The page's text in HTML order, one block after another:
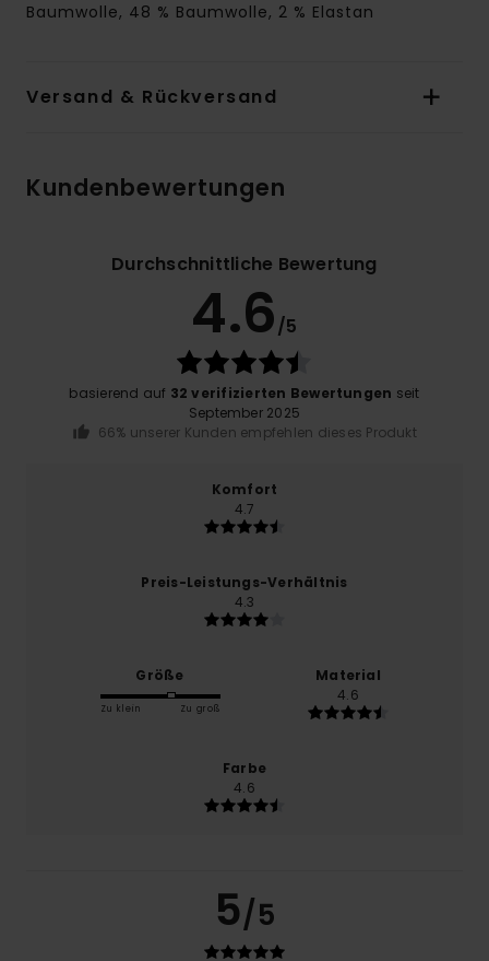
Baumwolle, 48 % Baumwolle, 2 % Elastan
Versand & Rückversand
Kundenbewertungen
Durchschnittliche Bewertung
4.6/5
basierend auf 32 verifizierten Bewertungen seit
September 2025
66% unserer Kunden empfehlen dieses Produkt
Komfort
4.7
Preis-Leistungs-Verhältnis
4.3
Größe
Zu klein Zu groß
Material
4.6
Farbe
4.6
5/5